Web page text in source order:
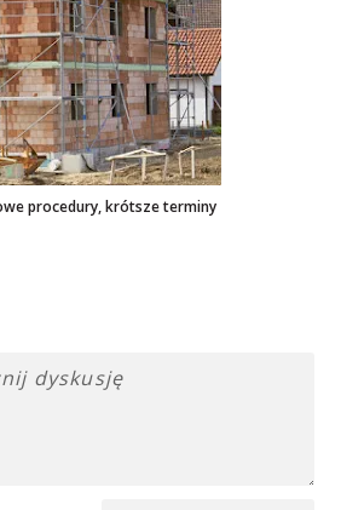
procedury, krótsze terminy